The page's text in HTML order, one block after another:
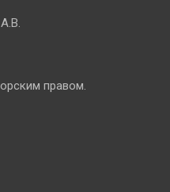
правом.